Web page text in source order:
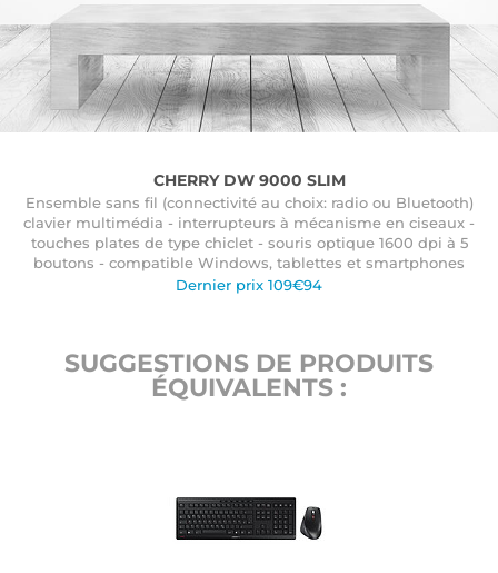
CHERRY DW 9000 SLIM
Ensemble sans fil (connectivité au choix: radio ou Bluetooth)
clavier multimédia - interrupteurs à mécanisme en ciseaux -
touches plates de type chiclet - souris optique 1600 dpi à 5
boutons - compatible Windows, tablettes et smartphones
Dernier prix 109€94
SUGGESTIONS DE PRODUITS
ÉQUIVALENTS :